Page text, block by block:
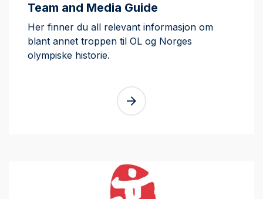
Team and Media Guide
Her finner du all relevant informasjon om
blant annet troppen til OL og Norges
olympiske historie.